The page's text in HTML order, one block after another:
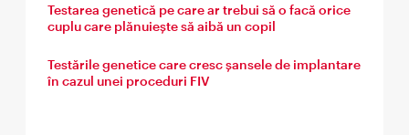
Testarea genetică pe care ar trebui să o facă orice
cuplu care plănuiește să aibă un copil
Testările genetice care cresc şansele de implantare
în cazul unei proceduri FIV